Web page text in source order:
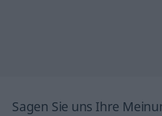
Sagen Sie uns Ihre